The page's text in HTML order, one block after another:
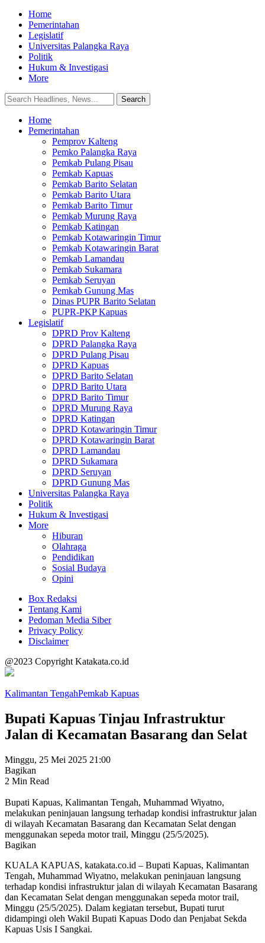
Home
Pemerintahan
Legislatif
Universitas Palangka Raya
Politik
Hukum & Investigasi
More
Home
Pemerintahan
Pemprov Kalteng
Pemko Palangka Raya
Pemkab Pulang Pisau
Pemkab Kapuas
Pemkab Barito Selatan
Pemkab Barito Utara
Pemkab Barito Timur
Pemkab Murung Raya
Pemkab Katingan
Pemkab Kotawaringin Timur
Pemkab Kotawaringin Barat
Pemkab Lamandau
Pemkab Sukamara
Pemkab Seruyan
Pemkab Gunung Mas
Dinas PUPR Barito Selatan
PUPR-PKP Kapuas
Legislatif
DPRD Prov Kalteng
DPRD Palangka Raya
DPRD Pulang Pisau
DPRD Kapuas
DPRD Barito Selatan
DPRD Barito Utara
DPRD Barito Timur
DPRD Murung Raya
DPRD Katingan
DPRD Kotawaringin Timur
DPRD Kotawaringin Barat
DPRD Lamandau
DPRD Sukamara
DPRD Seruyan
DPRD Gunung Mas
Universitas Palangka Raya
Politik
Hukum & Investigasi
More
Hiburan
Olahraga
Pendidikan
Sosial Budaya
Opini
Box Redaksi
Tentang Kami
Pedoman Media Siber
Privacy Policy
Disclaimer
@2023 Copyright Katakata.co.id
Kalimantan TengahPemkab Kapuas
Bupati Kapuas Tinjau Infrastruktur
Jalan di Kecamatan Basarang dan Selat
Minggu, 25 Mei 2025 21:00
Bagikan
2 Min Read
Bupati Kapuas, Kalimantan Tengah, Muhammad Wiyatno,
melakukan peninjauan langsung terhadap kondisi infrastruktur jalan
di wilayah Kecamatan Basarang dan Kecamatan Selat dengan
menggunakan sepeda motor trail, Minggu (25/5/2025).
Bagikan
KUALA KAPUAS, katakata.co.id – Bupati Kapuas, Kalimantan
Tengah, Muhammad Wiyatno, melakukan peninjauan langsung
terhadap kondisi infrastruktur jalan di wilayah Kecamatan Basarang
dan Kecamatan Selat dengan menggunakan sepeda motor trail,
Minggu (25/5/2025). Dalam kegiatan tersebut, Bupati turut
didampingi oleh Wakil Bupati Kapuas Dodo dan Penjabat Sekda
Kapuas Usis I Sangkai.